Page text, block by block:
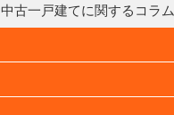
中古一戸建てに関するコラム